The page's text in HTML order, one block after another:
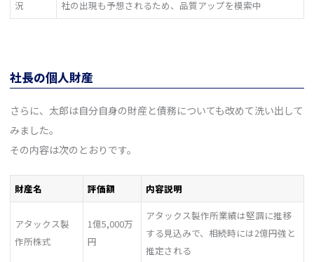
況
社の出現も予想されるため、品質アップを模索中
社長の個人財産
さらに、太郎は自分自身の財産と債務についても改めて洗い出して
みました。
その内容は次のとおりです。
財産名 評価額 内容説明
アタックス製
作所株式
1億5,000万
円
アタックス製作所業績は堅調に推移
する見込みで、相続時には2億円強と
推定される